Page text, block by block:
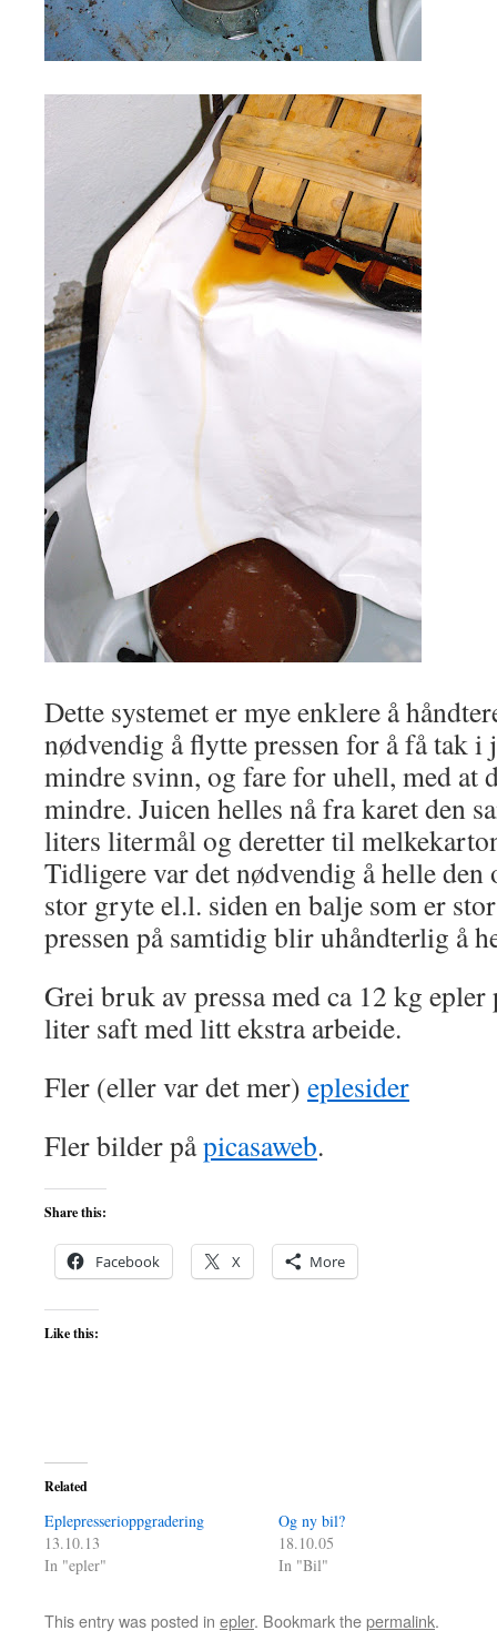
Dette systemet er mye enklere å
nødvendig å flytte pressen for å få tak i
mindre svinn, og fare for uhell, med at
mindre. Juicen helles nå fra karet den
liters litermål og deretter til
Tidligere var det nødvendig å helle
stor gryte el.l. siden en balje som er
pressen på samtidig blir uhåndterlig å
Grei bruk av pressa med ca 12 kg
liter saft med litt ekstra arbeide.
Fler (eller var det mer) eplesider
Fler bilder påpicasaweb.
Share this:
Facebook X More
Like this:
Related
Eplepresserioppgradering
13.10.13
In "epler"
Og ny bil?
18.10.05
In "Bil"
This entry was posted in epler. Bookmark thepermalink.